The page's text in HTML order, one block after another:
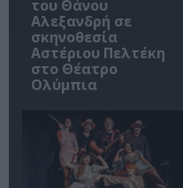
του Θάνου
Αλεξανδρή σε
σκηνοθεσία
Αστέριου Πελτέκη
στο Θέατρο
Ολύμπια